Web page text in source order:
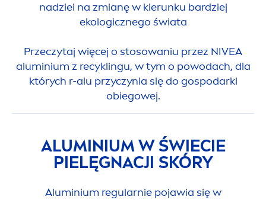
nadziei na zmianę w kierunku bardziej
ekologicznego świata
Przeczytaj więcej o stosowaniu przez NIVEA
aluminium z recyklingu, w tym o powodach, dla
których r-alu przyczynia się do gospodarki
obiegowej.
ALUMINIUM W ŚWIECIE
PIELĘGNACJI SKÓRY
Aluminium regularnie pojawia się w